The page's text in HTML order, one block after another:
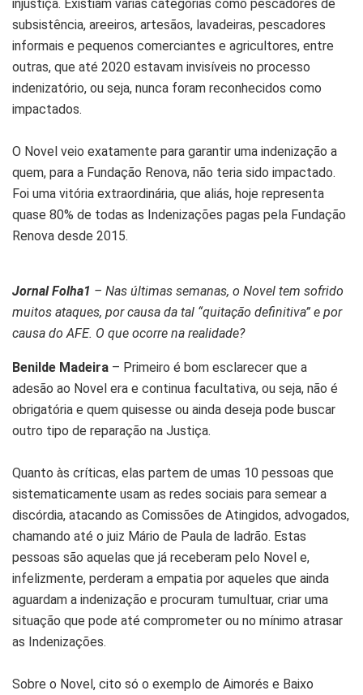
injustiça. Existiam várias categorias como pescadores de
subsistência, areeiros, artesãos, lavadeiras, pescadores
informais e pequenos comerciantes e agricultores, entre
outras, que até 2020 estavam invisíveis no processo
indenizatório, ou seja, nunca foram reconhecidos como
impactados.
O Novel veio exatamente para garantir uma indenização a
quem, para a Fundação Renova, não teria sido impactado.
Foi uma vitória extraordinária, que aliás, hoje representa
quase 80% de todas as Indenizações pagas pela Fundação
Renova desde 2015.
Jornal Folha1 – Nas últimas semanas, o Novel tem sofrido
muitos ataques, por causa da tal “quitação definitiva” e por
causa do AFE. O que ocorre na realidade?
Benilde Madeira – Primeiro é bom esclarecer que a
adesão ao Novel era e continua facultativa, ou seja, não é
obrigatória e quem quisesse ou ainda deseja pode buscar
outro tipo de reparação na Justiça.
Quanto às críticas, elas partem de umas 10 pessoas que
sistematicamente usam as redes sociais para semear a
discórdia, atacando as Comissões de Atingidos, advogados,
chamando até o juiz Mário de Paula de ladrão. Estas
pessoas são aquelas que já receberam pelo Novel e,
infelizmente, perderam a empatia por aqueles que ainda
aguardam a indenização e procuram tumultuar, criar uma
situação que pode até comprometer ou no mínimo atrasar
as Indenizações.
Sobre o Novel, cito só o exemplo de Aimorés e Baixo